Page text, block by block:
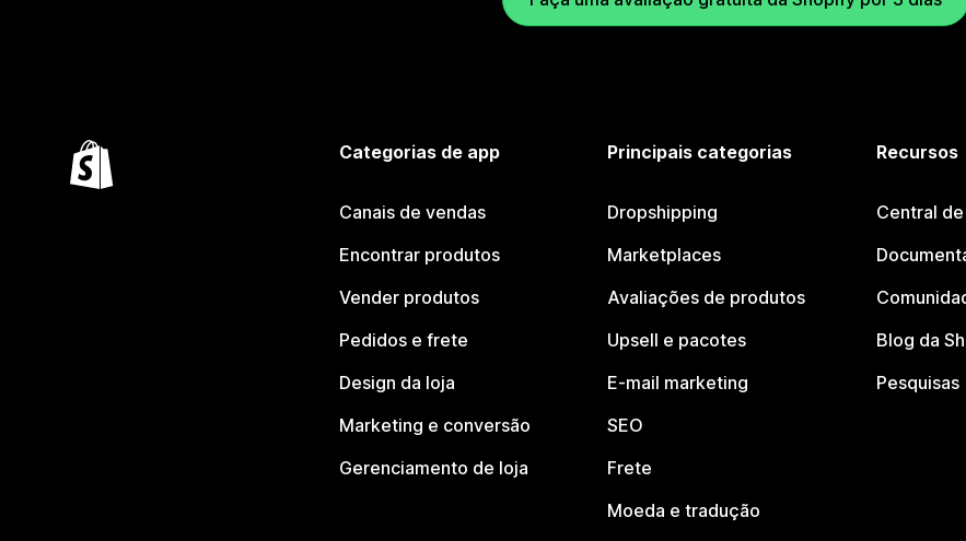
Categorias de app
Canais de vendas
Encontrar produtos
Vender produtos
Pedidos e frete
Design da loja
Marketing e conversão
Gerenciamento de loja
Principais categorias
Dropshipping
Marketplaces
Avaliações de produtos
Upsell e pacotes
E-mail marketing
SEO
Frete
Moeda e tradução
Recursos
Central
Blog da
Pesquisas